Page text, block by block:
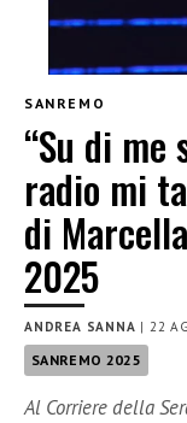
SANREMO
“Su di
radio mi
di
2025
ANDREA SANNA | 22
SANREMO 2025
Al Corriere della